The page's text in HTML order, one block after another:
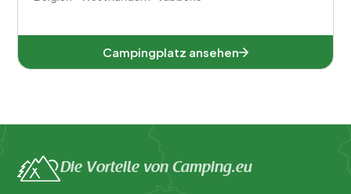
Campingplatz ansehen
Die Vorteile von Camping.eu